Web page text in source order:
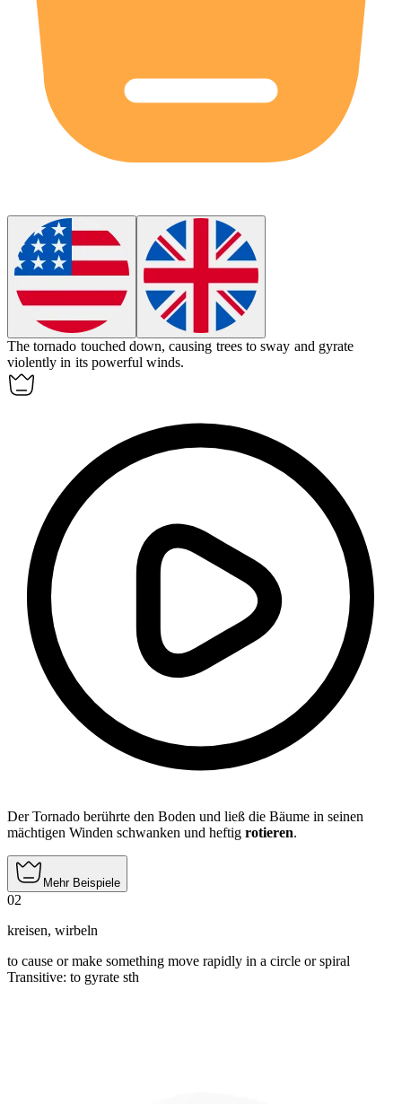
The tornado touched down, causing trees to sway and gyrate
violently in its powerful winds.
Der Tornado berührte den Boden und ließ die Bäume in seinen
mächtigen Winden schwanken und heftig rotieren.
Mehr Beispiele
02
kreisen, wirbeln
to cause or make something move rapidly in a circle or spiral
Transitive: to gyrate sth